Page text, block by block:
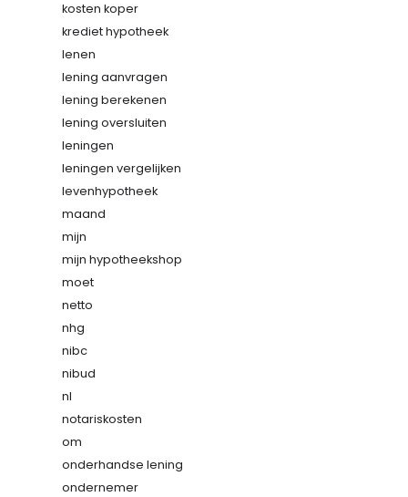
kosten koper
krediet hypotheek
lenen
lening aanvragen
lening berekenen
lening oversluiten
leningen
leningen vergelijken
levenhypotheek
maand
mijn
mijn hypotheekshop
moet
netto
nhg
nibc
nibud
nl
notariskosten
om
onderhandse lening
ondernemer